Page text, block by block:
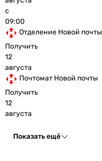
с
09:00
Отделение Новой почты
Получить
12
августа
Почтомат Новой почты
Получить
12
августа
Показать ещё